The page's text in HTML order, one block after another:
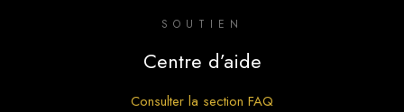
SOUTIEN
Centre d’aide
Consulter la section FAQ